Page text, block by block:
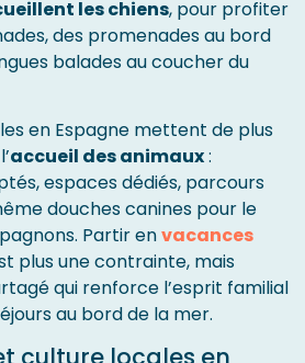
les chiens, pour profiter
des promenades au bord
balades au coucher du
en Espagne mettent de plus
accueil des animaux:
espaces dédiés, parcours
douches canines pour le
Partir envacances
plus une contrainte, mais
qui renforce l’esprit familial
au bord de la mer.
culture locales en